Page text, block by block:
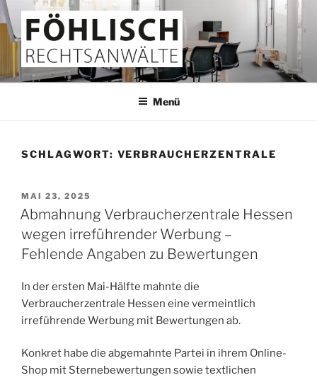
Zum
Inhalt
springen
FÖHLISCH
Rechtsanwälte
Menü
SCHLAGWORT: VERBRAUCHERZENTRALE
VERÖFFENTLICHT
AM
MAI 23, 2025
Abmahnung Verbraucherzentrale Hessen
wegen irreführender Werbung –
Fehlende Angaben zu Bewertungen
In der ersten Mai-Hälfte mahnte die
Verbraucherzentrale Hessen eine vermeintlich
irreführende Werbung mit Bewertungen ab.
Konkret habe die abgemahnte Partei in ihrem Online-
Shop mit Sternebewertungen sowie textlichen